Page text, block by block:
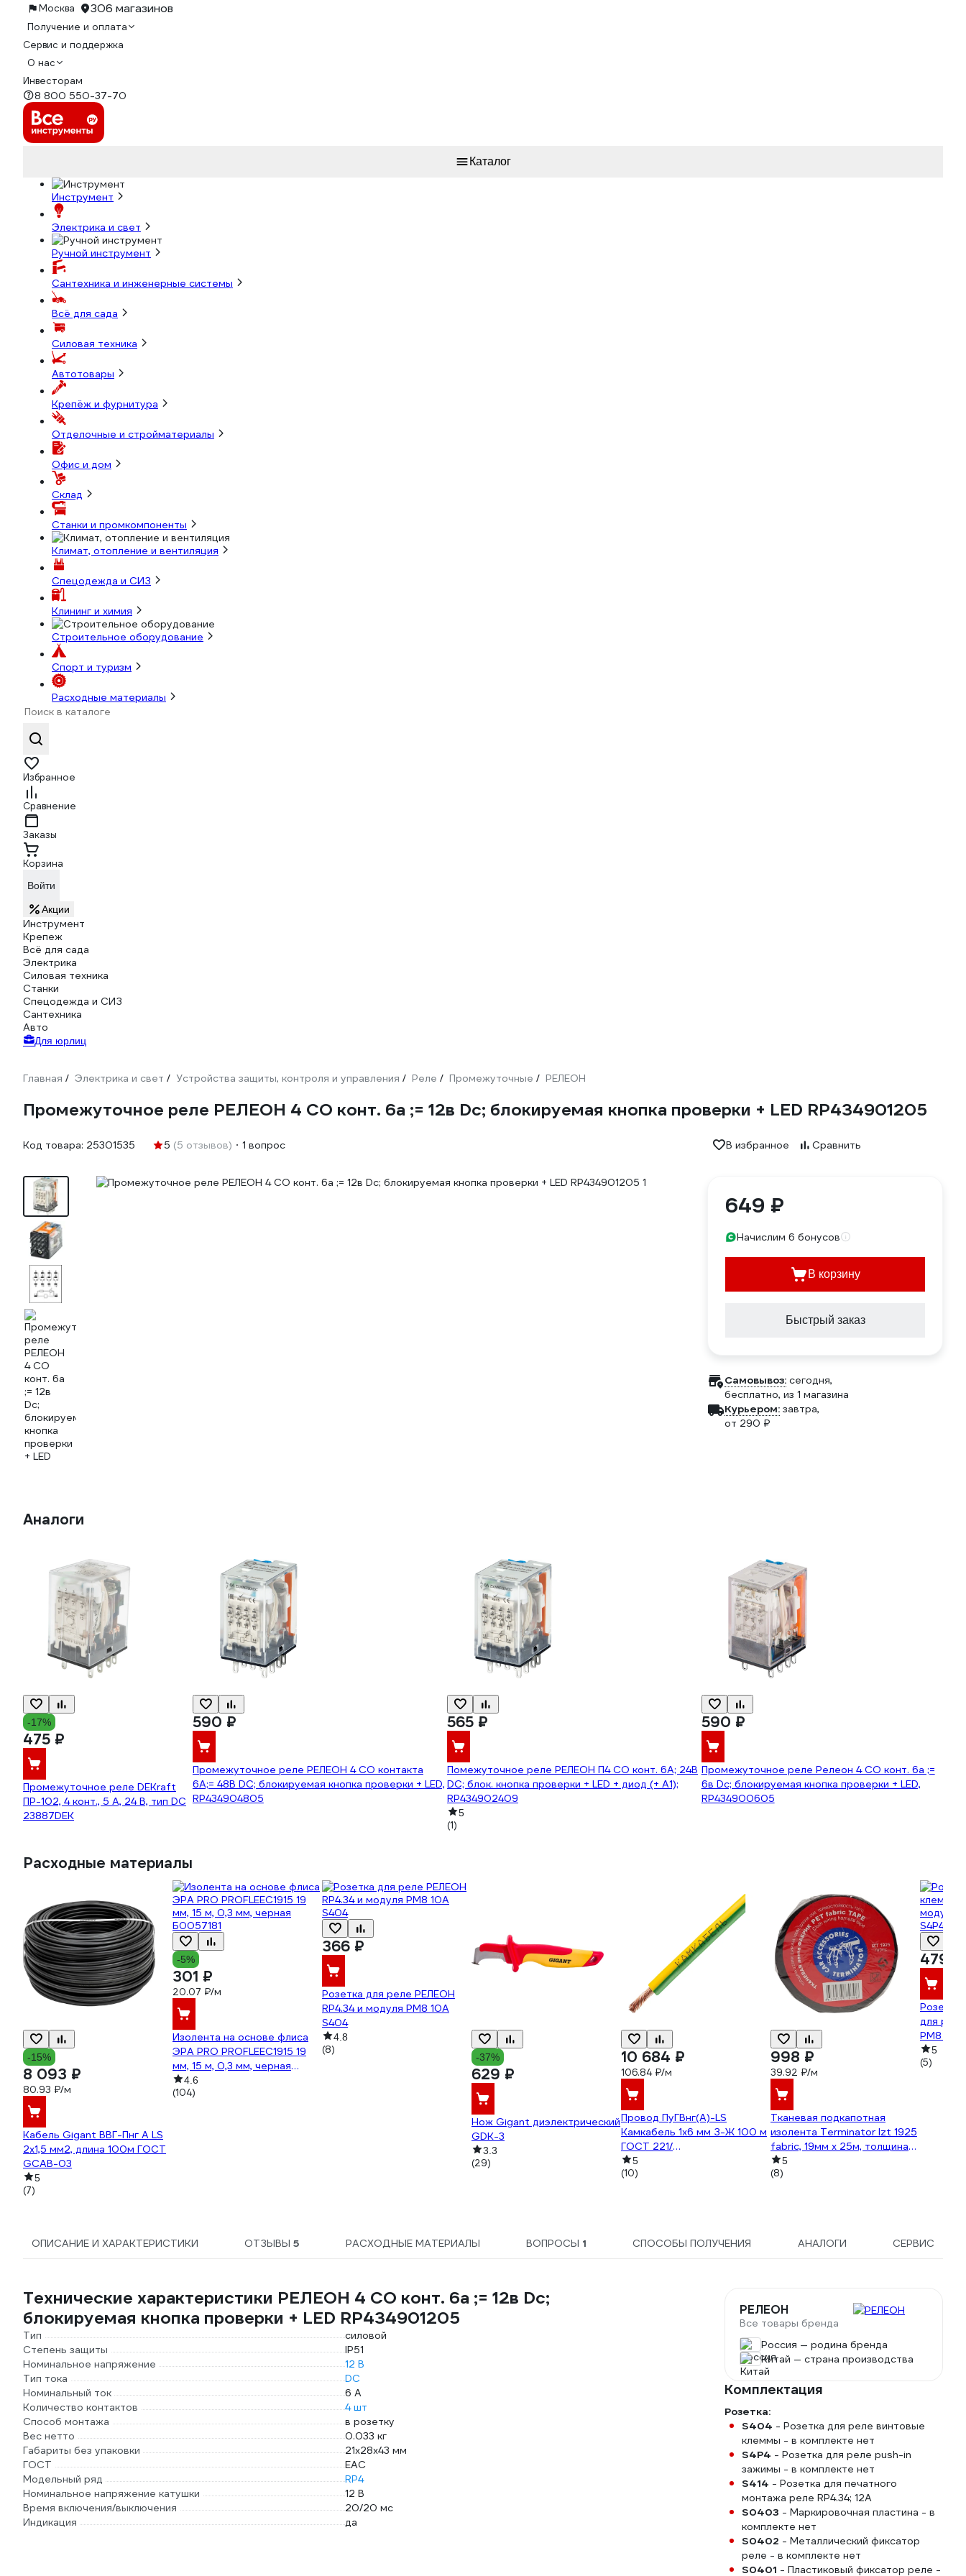
Москва 306 магазинов
Получение и оплата
Сервис и поддержка
О нас
Инвесторам
8 800 550-37-70
Каталог
Инструмент
Электрика и свет
Ручной инструмент
Сантехника и инженерные системы
Всё для сада
Силовая техника
Автотовары
Крепёж и фурнитура
Отделочные и стройматериалы
Офис и дом
Склад
Станки и промкомпоненты
Климат, отопление и вентиляция
Спецодежда и СИЗ
Клининг и химия
Строительное оборудование
Спорт и туризм
Расходные материалы
Избранное
Сравнение
Заказы
Корзина
Войти
Акции
Инструмент
Крепеж
Всё для сада
Электрика
Силовая техника
Станки
Спецодежда и СИЗ
Сантехника
Авто
Для юрлиц
Главная / Электрика и свет / Устройства защиты, контроля и управления / Реле / Промежуточные / РЕЛЕОН
Промежуточное реле РЕЛЕОН 4 CO конт. 6а ;= 12в Dc; блокируемая кнопка проверки + LED RP434901205
Код товара: 25301535 5 (5 отзывов) 1 вопрос В избранное Сравнить
649 ₽
Начислим 6 бонусов
В корзину
Быстрый заказ
Самовывоз: сегодня,
бесплатно, из 1 магазина
Курьером: завтра,
от 290 ₽
Аналоги
-17%
475 ₽
Промежуточное реле DEKraft
ПР-102, 4 конт., 5 А, 24 В, тип DC
23887DEK
590 ₽
Промежуточное реле РЕЛЕОН 4 CO контакта
6А;= 48В DC; блокируемая кнопка проверки + LED,
RP434904805
565 ₽
Помежуточное реле РЕЛЕОН П4 CO конт. 6А; 24В
DC; блок. кнопка проверки + LED + диод (+ A1);
RP434902409
5
(1)
590 ₽
Промежуточное реле Релеон 4 CO конт. 6а ;=
6в Dc; блокируемая кнопка проверки + LED,
RP434900605
Расходные материалы
-15%
8 093 ₽
80.93 ₽/м
Кабель Gigant ВВГ-Пнг А LS
2x1,5 мм2, длина 100м ГОСТ
GCAB-03
5
(7)
-5%
301 ₽
20.07 ₽/м
Изолента на основе флиса
ЭРА PRO PROFLEEC1915 19
мм, 15 м, 0,3 мм, черная
Б0057181
4.6
(104)
366 ₽
Розетка для реле РЕЛЕОН
RP4.34 и модуля PM8 10А
S404
4.8
(8)
-37%
629 ₽
Нож Gigant диэлектрический
GDK-3
3.3
(29)
10 684 ₽
106.84 ₽/м
Провод ПуГВнг(А)-LS
Камкабель 1x6 мм З-Ж 100 м
ГОСТ 221/
Р12VШ1U0К000100М
5
(10)
998 ₽
39.92 ₽/м
Тканевая подкапотная
изолента Terminator Izt 1925
fabric, 19мм х 25м, толщина
0,25мм 2000832
5
(8)
479 ₽
Розетка
для
PM8
5
(5)
ОПИСАНИЕ И ХАРАКТЕРИСТИКИ ОТЗЫВЫ5 РАСХОДНЫЕ МАТЕРИАЛЫ ВОПРОСЫ 1 СПОСОБЫ ПОЛУЧЕНИЯ АНАЛОГИ СЕРВИС
Технические характеристики РЕЛЕОН 4 CO конт. 6а ;= 12в Dc;
блокируемая кнопка проверки + LED RP434901205
Тип
силовой
Степень защиты
IP51
Номинальное напряжение
12 В
Тип тока
DC
Номинальный ток
6 А
Количество контактов
4 шт
Способ монтажа
в розетку
Вес нетто
0.033 кг
Габариты без упаковки
21x28x43 мм
ГОСТ
EAC
Модельный ряд
RP4
Номинальное напряжение катушки
12 В
Время включения/выключения
20/20 мс
Индикация
да
РЕЛЕОН
Все товары бренда
Россия — родина бренда
Китай — страна производства
Комплектация
Розетка:
S404 - Розетка для реле винтовые
клеммы - в комплекте нет
S4P4 - Розетка для реле push-in
зажимы - в комплекте нет
S414 - Розетка для печатного
монтажа реле RP4.34; 12А
S0403 - Маркировочная пластина - в
комплекте нет
S0402 - Металлический фиксатор
реле - в комплекте нет
S0401 - Пластиковый фиксатор реле -